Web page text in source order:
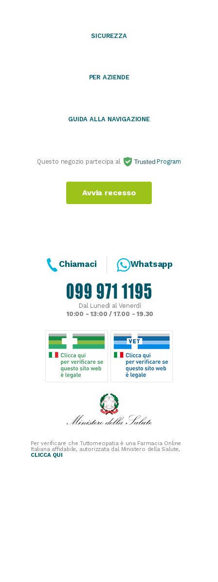
SICUREZZA
PER AZIENDE
GUIDA ALLA NAVIGAZIONE
Questo negozio partecipa al Program
Avvia recesso
Chiamaci Whatsapp
Dal Lunedì al Venerdì
10:00 - 13:00 / 17.00 - 19.30
Per verificare che Tuttomeopatia è una Farmacia Online
Italiana affidabile, autorizzata dal Ministero della Salute,
CLICCA QUI